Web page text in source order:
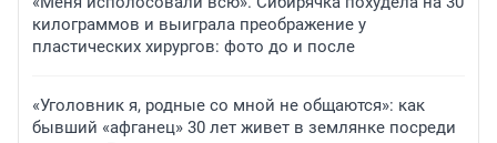
килограммов и выиграла преображение у
пластических хирургов: фото до и после
«Уголовник я, родные со мной не общаются»: как
бывший «афганец» 30 лет живет в землянке посреди